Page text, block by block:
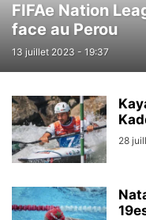
FIFAe Nation
face au Perou
13 juillet 2023 - 19:37
28